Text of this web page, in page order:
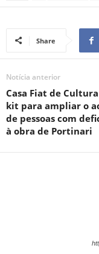
Share
Notícia anterior
Casa Fiat de
kit para ampliar o
de pessoas com
à obra de Portinari